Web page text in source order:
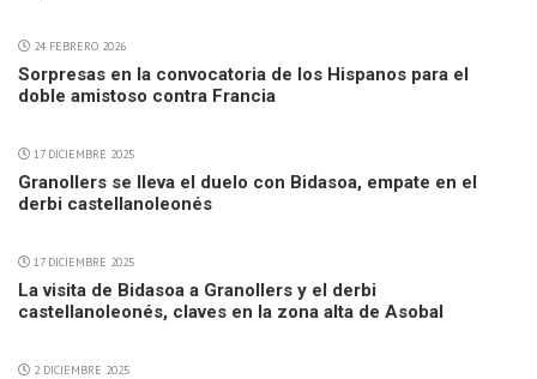
24 FEBRERO 2026
Sorpresas en la convocatoria de los Hispanos para el
doble amistoso contra Francia
17 DICIEMBRE 2025
Granollers se lleva el duelo con Bidasoa, empate en el
derbi castellanoleonés
17 DICIEMBRE 2025
La visita de Bidasoa a Granollers y el derbi
castellanoleonés, claves en la zona alta de Asobal
2 DICIEMBRE 2025